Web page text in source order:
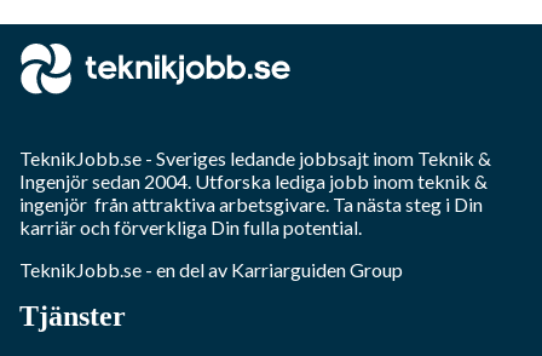
TeknikJobb.se - Sveriges ledande jobbsajt inom Teknik &
Ingenjörsedan 2004. Utforska lediga jobb inomteknik &
ingenjör från attraktiva arbetsgivare. Ta nästa steg i Din
karriär och förverkliga Din fulla potential.
TeknikJobb.se - en del av Karriarguiden Group
Tjänster